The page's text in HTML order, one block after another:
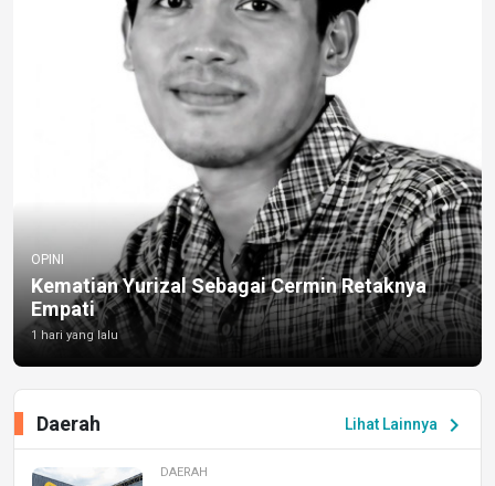
OPINI
Kematian Yurizal Sebagai Cermin Retaknya
Empati
1 hari yang lalu
Lihat Lainnya chevron_right
Daerah
DAERAH